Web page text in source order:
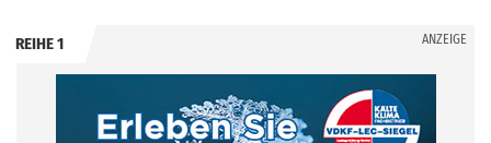
REIHE 1 ANZEIGE